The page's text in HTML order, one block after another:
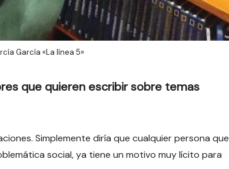
García «La línea 5»
que quieren escribir sobre temas
Simplemente diría que cualquier persona que
social, ya tiene un motivo muy lícito para